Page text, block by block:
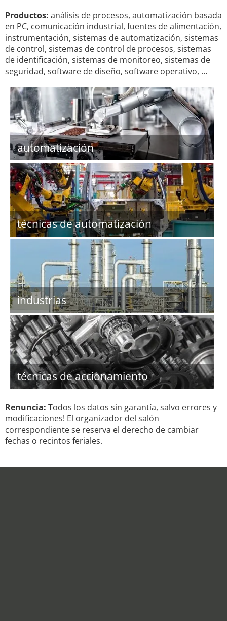
Productos: análisis de procesos, automatización basada
en PC, comunicación industrial, fuentes de alimentación,
instrumentación, sistemas de automatización, sistemas
de control, sistemas de control de procesos, sistemas
de identificación, sistemas de monitoreo, sistemas de
seguridad, software de diseño, software operativo, …
automatización
técnicas de automatización
industrias
técnicas de accionamiento
Renuncia: Todos los datos sin garantía, salvo errores y
modificaciones! El organizador del salón
correspondiente se reserva el derecho de cambiar
fechas o recintos feriales.